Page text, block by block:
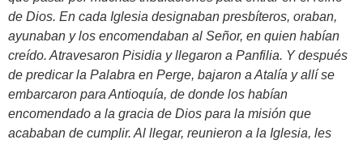
de Dios. En cada Iglesia designaban presbíteros, oraban,
ayunaban y los encomendaban al Señor, en quien habían
creído. Atravesaron Pisidia y llegaron a Panfilia. Y después
de predicar la Palabra en Perge, bajaron a Atalía y allí se
embarcaron para Antioquía, de donde los habían
encomendado a la gracia de Dios para la misión que
acababan de cumplir. Al llegar, reunieron a la Iglesia, les